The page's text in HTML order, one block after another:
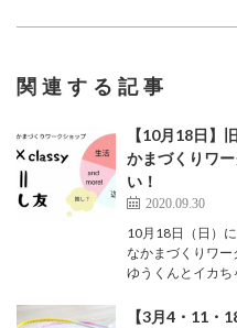
関連する記事
【10月18日】
かまづくりワ
い！
2020.09.30
10月18日（日）
なかまづくりワー
ゆうくんとイカ
【3月4・11・